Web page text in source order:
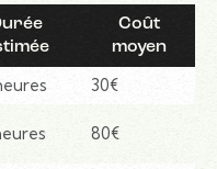
Coût
moyen
30€
80€